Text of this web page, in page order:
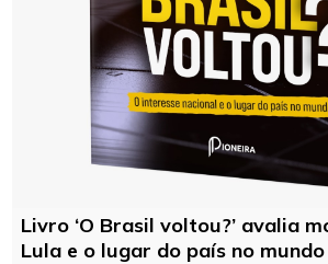
Livro ‘O Brasil voltou?’ avalia
Lula e o lugar do país no mundo